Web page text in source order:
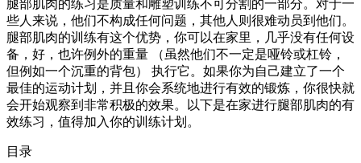
腿部肌肉的练习是质量和雕塑训练不可分割的一部分。对于一
些人来说，他们不构成任何问题，其他人则很难动员到他们。
腿部肌肉的训练有这个优势，你可以在家里，几乎没有任何设
备，好，也许例外的重量 （虽然他们不一定是哑铃或杠铃，
但例如一个沉重的背包） 执行它。如果你为自己建立了一个
最佳的运动计划，并且你会系统地进行有效的锻炼，你很快就
会开始观察到非常积极的效果。以下是在家进行腿部肌肉的有
效练习，值得加入你的训练计划。
目录